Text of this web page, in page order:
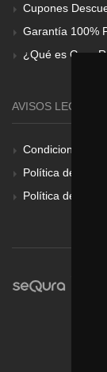
Cupones
Garantía 100%
¿Qué es Gear
AVISOS LEGALES
Condiciones
Política de
Política de